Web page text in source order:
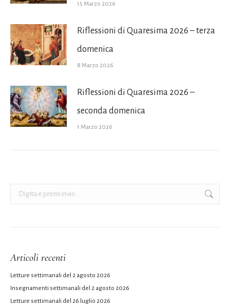
15 Marzo 2026
Riflessioni di Quaresima 2026 – terza
domenica
8 Marzo 2026
Riflessioni di Quaresima 2026 –
seconda domenica
1 Marzo 2026
Articoli recenti
Letture settimanali del 2 agosto 2026
Insegnamenti settimanali del 2 agosto 2026
Letture settimanali del 26 luglio 2026